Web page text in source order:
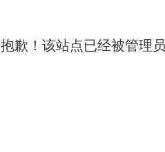
抱歉！该站点已经被管理